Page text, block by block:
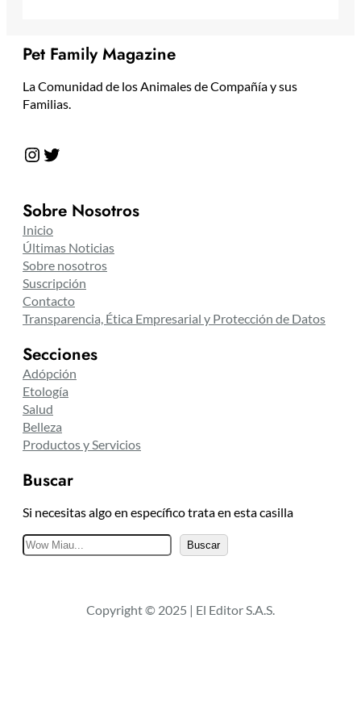
Pet Family Magazine
La Comunidad de los Animales de Compañía y sus
Familias.
Instagram Twitter
Sobre Nosotros
Inicio
Últimas Noticias
Sobre nosotros
Suscripción
Contacto
Transparencia, Ética Empresarial y Protección de Datos
Secciones
Adópción
Etología
Salud
Belleza
Productos y Servicios
Buscar
Si necesitas algo en específico trata en esta casilla
B
u
a
Buscar
Copyright © 2025 | El Editor S.A.S.